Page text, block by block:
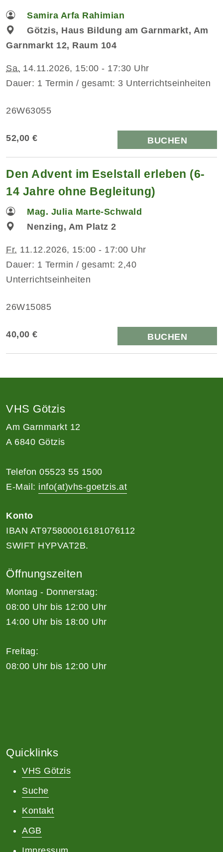
Samira Arfa Rahimian
Götzis, Haus Bildung am Garnmarkt, Am
Garnmarkt 12, Raum 104
Sa. 14.11.2026, 15:00 - 17:30 Uhr
Dauer: 1 Termin / gesamt: 3 Unterrichtseinheiten
26W63055
52,00 € BUCHEN
Den Advent im Eselstall erleben (6-
14 Jahre ohne Begleitung)
Mag. Julia Marte-Schwald
Nenzing, Am Platz 2
Fr. 11.12.2026, 15:00 - 17:00 Uhr
Dauer: 1 Termin / gesamt: 2,40
Unterrichtseinheiten
26W15085
40,00 € BUCHEN
VHS Götzis
Am Garnmarkt 12
A 6840 Götzis
Telefon 05523 55 1500
E-Mail: info(at)vhs-goetzis.at
Konto
IBAN AT975800016181076112
SWIFT HYPVAT2B.
Öffnungszeiten
Montag - Donnerstag:
08:00 Uhr bis 12:00 Uhr
14:00 Uhr bis 18:00 Uhr
Freitag:
08:00 Uhr bis 12:00 Uhr
Quicklinks
VHS Götzis
Suche
Kontakt
AGB